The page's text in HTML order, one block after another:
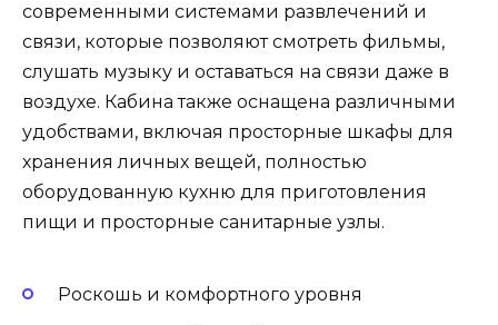
современными системами развлечений и
связи, которые позволяют смотреть фильмы,
слушать музыку и оставаться на связи даже в
воздухе. Кабина также оснащена различными
удобствами, включая просторные шкафы для
хранения личных вещей, полностью
оборудованную кухню для приготовления
пищи и просторные санитарные узлы.
Роскошь и комфортного уровня